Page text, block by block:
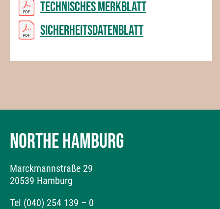
Technisches Merkblatt
Sicherheitsdatenblatt
NORTHE HAMBURG
Marckmannstraße 29
20539 Hamburg
Tel (040) 254 139 – 0